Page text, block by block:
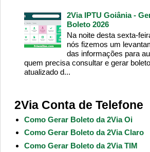
2Via IPTU Goiânia -
Boleto 2026
Na noite desta sexta-
nós fizemos um
das informações para
quem precisa consultar e gerar boleto
atualizado d...
2Via Conta de Telefone
Como Gerar Boleto da 2Via Oi
Como Gerar Boleto da 2Via Claro
Como Gerar Boleto da 2Via TIM